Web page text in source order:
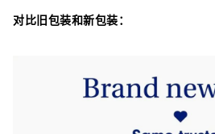
对比旧包装和新包装：